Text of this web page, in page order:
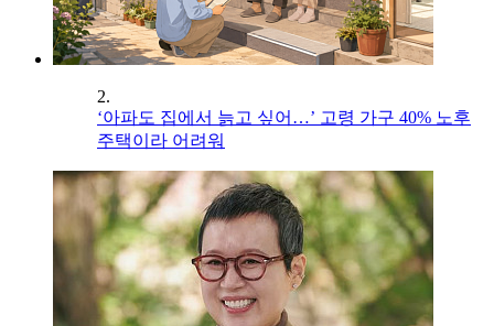
2.
‘아파도 집에서 늙고 싶어…’ 고령 가구 40% 노후
주택이라 어려워